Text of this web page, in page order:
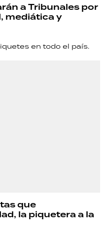
a Tribunales por
mediática y
en todo el país.
que
la piquetera a la